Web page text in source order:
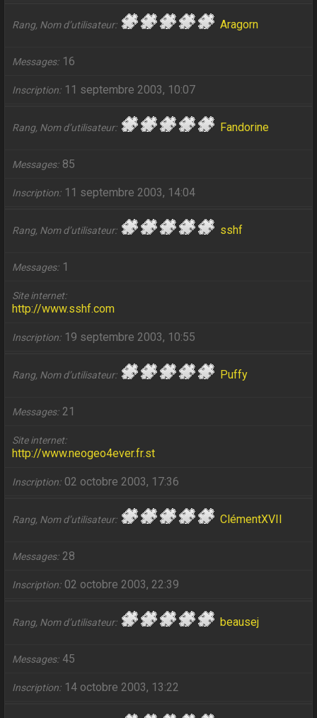
Rang, Nom d’utilisateur Aragorn
Messages 16
Inscription 11 septembre 2003, 10:07
Rang, Nom d’utilisateur Fandorine
Messages 85
Inscription 11 septembre 2003, 14:04
Rang, Nom d’utilisateur sshf
Messages 1
Site internet
http://www.sshf.com
Inscription 19 septembre 2003, 10:55
Rang, Nom d’utilisateur Puffy
Messages 21
Site internet
http://www.neogeo4ever.fr.st
Inscription 02 octobre 2003, 17:36
Rang, Nom d’utilisateur ClémentXVII
Messages 28
Inscription 02 octobre 2003, 22:39
Rang, Nom d’utilisateur beausej
Messages 45
Inscription 14 octobre 2003, 13:22